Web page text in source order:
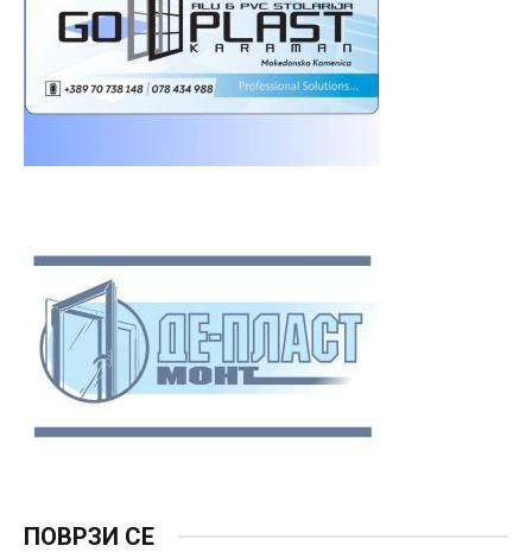
ПОВРЗИ СЕ